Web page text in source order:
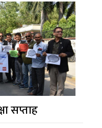
सप्ताह